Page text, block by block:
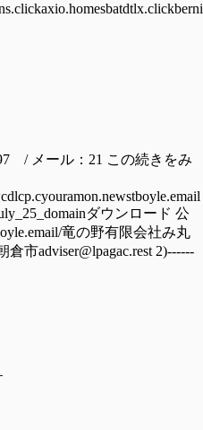
/ メール：21 この続きをみ
ダウンロード 公
竜の野有限会社み丸
市adviser@lpagac.rest 2)------